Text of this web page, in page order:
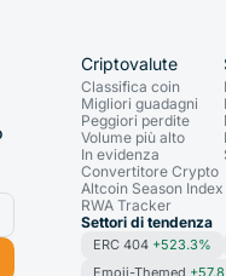
Criptovalute
Classifica coin
Migliori guadagni
Peggiori perdite
Volume più alto
In evidenza
Convertitore Crypto
Altcoin Season Index
RWA Tracker
Settori di tendenza
ERC 404 +523.3%
Emoji-Themed